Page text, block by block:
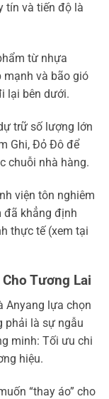
tín và tiến độ là
từ nhựa
mạnh và bão gió
lại bên dưới.
trữ số lượng lớn
Ghi, Đỏ Đô để
chuỗi nhà hàng.
viện tôn nghiêm
đã khẳng định
thực tế (xem tại
Tương Lai
Anyang lựa chọn
phải là sự ngẫu
minh: Tối ưu chi
hiệu.
“thay áo” cho